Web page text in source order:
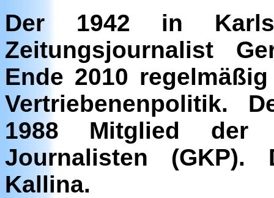
Der 1942 in
Zeitungsjournalist
Ende 2010
Vertriebenenpolitik.
1988 Mitglied der
Journalisten
Kallina.